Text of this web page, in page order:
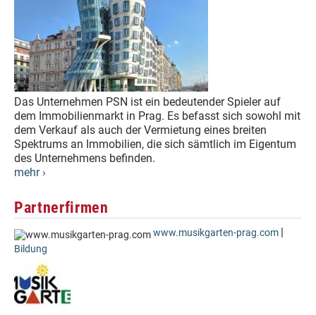
Das Unternehmen PSN ist ein bedeutender Spieler auf
dem Immobilienmarkt in Prag. Es befasst sich sowohl mit
dem Verkauf als auch der Vermietung eines breiten
Spektrums an Immobilien, die sich sämtlich im Eigentum
des Unternehmens befinden.
mehr ›
Partnerfirmen
www.musikgarten-prag.com |
Bildung